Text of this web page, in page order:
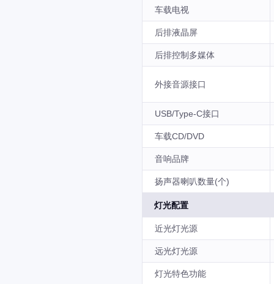
车载电视
后排液晶屏
后排控制多媒体
外接音源接口
USB/Type-C接口
车载CD/DVD
音响品牌
扬声器喇叭数量(个)
灯光配置
近光灯光源
远光灯光源
灯光特色功能